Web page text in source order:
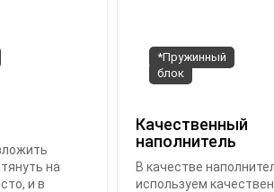
на
и в
*Пружинный
блок
Качественный
наполнитель
В качестве
используем